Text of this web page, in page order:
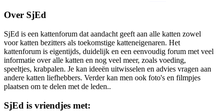
Over SjEd
SjEd is een kattenforum dat aandacht geeft aan alle katten zowel
voor katten bezitters als toekomstige katteneigenaren. Het
kattenforum is eigentijds, duidelijk en een eenvoudig forum met veel
informatie over alle katten en nog veel meer, zoals voeding,
speeltjes, krabpalen. Je kan ideeën uitwisselen en advies vragen aan
andere katten liefhebbers. Verder kan men ook foto's en filmpjes
plaatsen om te delen met de leden..
SjEd is vriendjes met: